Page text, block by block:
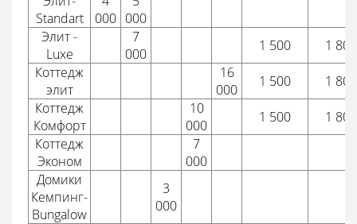
Standart
000 000
Элит -
Luxe
7
000
1 500
1 800
Коттедж
элит
16
000
1 500
1 800
Коттедж
Комфорт
10
000
1 500
1 800
Коттедж
Эконом
7
000
Домики
Кемпинг-
Bungalow
3
000